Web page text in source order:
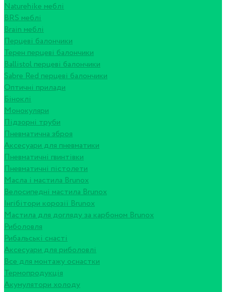
Naturehike меблі
BRS меблі
Brain меблі
Перцеві балончики
Терен перцеві балончики
Ballistol перцеві балончики
Sabre Red перцеві балончики
Оптичні прилади
Біноклі
Монокуляри
Підзорні труби
Пневматична зброя
Аксесуари для пневматики
Пневматичні гвинтівки
Пневматичні пістолети
Масла і мастила Brunox
Велосипедні мастила Brunox
Інгібітори корозії Brunox
Мастила для догляду за карбоном Brunox
Риболовля
Рибальські снасті
Аксесуари для риболовлі
Все для монтажу оснастки
Термопродукція
Акумулятори холоду